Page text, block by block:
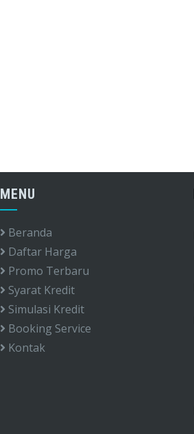
MENU
Beranda
Daftar Harga
Promo Terbaru
Syarat Kredit
Simulasi Kredit
Booking Service
Kontak